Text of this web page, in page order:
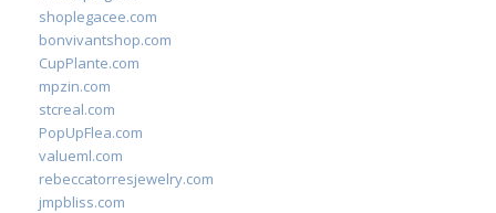
shoplegacee.com
bonvivantshop.com
CupPlante.com
mpzin.com
stcreal.com
PopUpFlea.com
valueml.com
rebeccatorresjewelry.com
jmpbliss.com